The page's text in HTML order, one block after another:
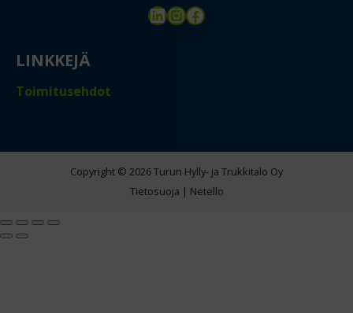
LinkedIn
Instagram
Facebook
LINKKEJÄ
Toimitusehdot
Copyright © 2026 Turun Hylly- ja Trukkitalo Oy
Tietosuoja | Netello